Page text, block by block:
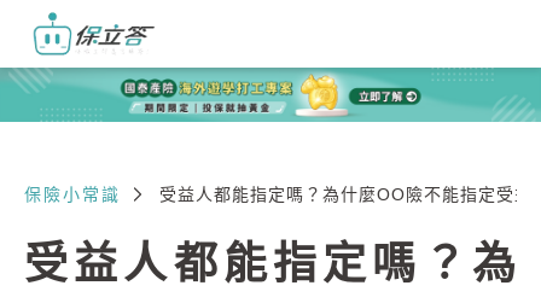
保險小常識 受益人都能指定嗎？為什麼OO險不能指定受益
受益人都能指定嗎？為